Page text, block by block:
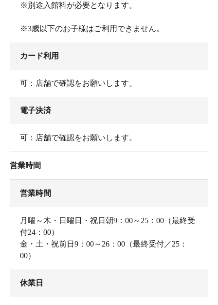
※別途入館料が必要となります。
※3歳以下のお子様はご利用できません。
カード利用
可：店舗で確認をお願いします。
電子決済
可：店舗で確認をお願いします。
営業時間
営業時間
月曜～木・日曜日・祝日朝9：00～25：00（最終受
付24：00）
金・土・祝前日9：00～26：00（最終受付／25：
00）
休業日